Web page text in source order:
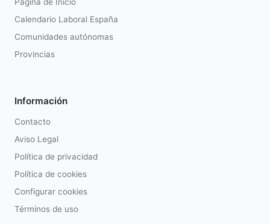
Calendario Laboral España
Comunidades autónomas
Provincias
Información
Contacto
Aviso Legal
Política de privacidad
Política de cookies
Configurar cookies
Términos de uso